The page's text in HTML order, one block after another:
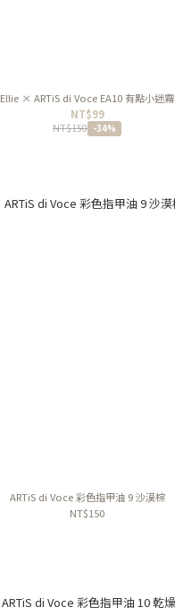
Ellie × ARTiS di Voce EA10 有點小迷霧
NT$99
NT$150 -34%
ARTiS di Voce 彩色指甲油 9 沙漠棕
NT$150